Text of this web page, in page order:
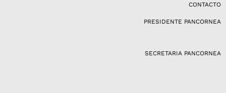
CONTACTO
PRESIDENTE PANCORNEA
SECRETARIA PANCORNEA